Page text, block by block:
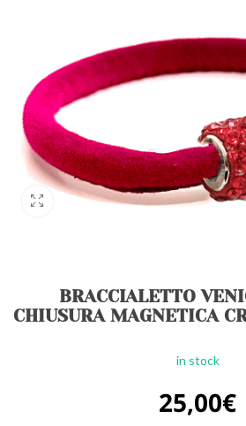
BRACCIALETTO
CHIUSURA MAGNETICA
in stock
25,00€